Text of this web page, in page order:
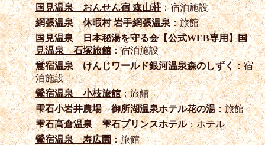
国見温泉 おんせん宿 森山荘：宿泊施設
網張温泉 休暇村 岩手網張温泉：旅館
国見温泉 日本秘湯を守る会【公式WEB専用】国
見温泉 石塚旅館：宿泊施設
鴬宿温泉 けんじワールド銀河温泉森のしずく：宿
泊施設
鶯宿温泉 小枝旅館：旅館
雫石小岩井農場 御所湖温泉ホテル花の湯：旅館
雫石高倉温泉 雫石プリンスホテル：ホテル
鶯宿温泉 寿広園：旅館